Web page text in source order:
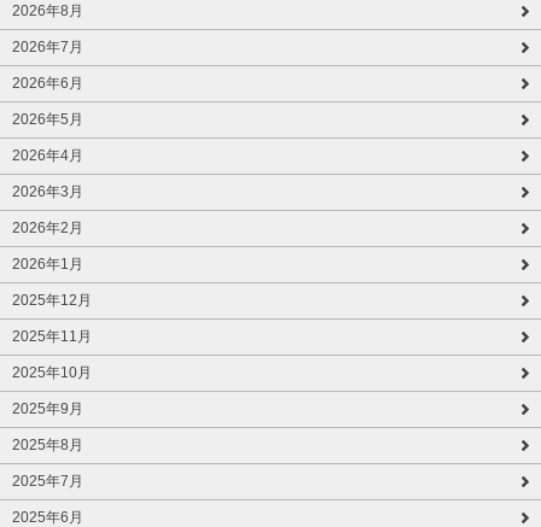
2026年8月
2026年7月
2026年6月
2026年5月
2026年4月
2026年3月
2026年2月
2026年1月
2025年12月
2025年11月
2025年10月
2025年9月
2025年8月
2025年7月
2025年6月